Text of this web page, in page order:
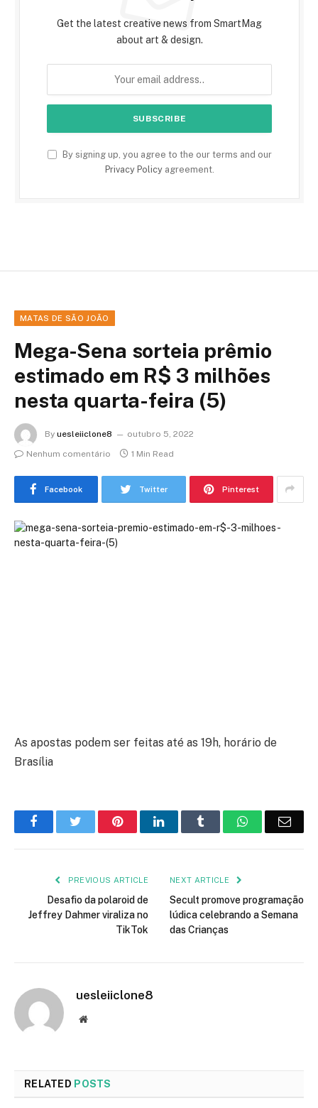
Get the latest creative news from SmartMag
about art & design.
By signing up, you agree to the our terms and our
Privacy Policyagreement.
MATAS DE SÃO JOÃO
Mega-Sena sorteia prêmio
estimado em R$ 3 milhões
nesta quarta-feira (5)
By uesleiiclone8
outubro 5, 2022
Nenhum comentário
1 Min Read
Facebook Twitter Pinterest
As apostas podem ser feitas até as 19h, horário de
Brasília
FacebookTwitter PinterestLinkedIn Tumblr WhatsApp
PREVIOUS ARTICLE
Desafio da polaroid de
Jeffrey Dahmer viraliza no
TikTok
NEXT ARTICLE
Secult promove programação
lúdica celebrando a Semana
das Crianças
uesleiiclone8
Website
RELATED POSTS